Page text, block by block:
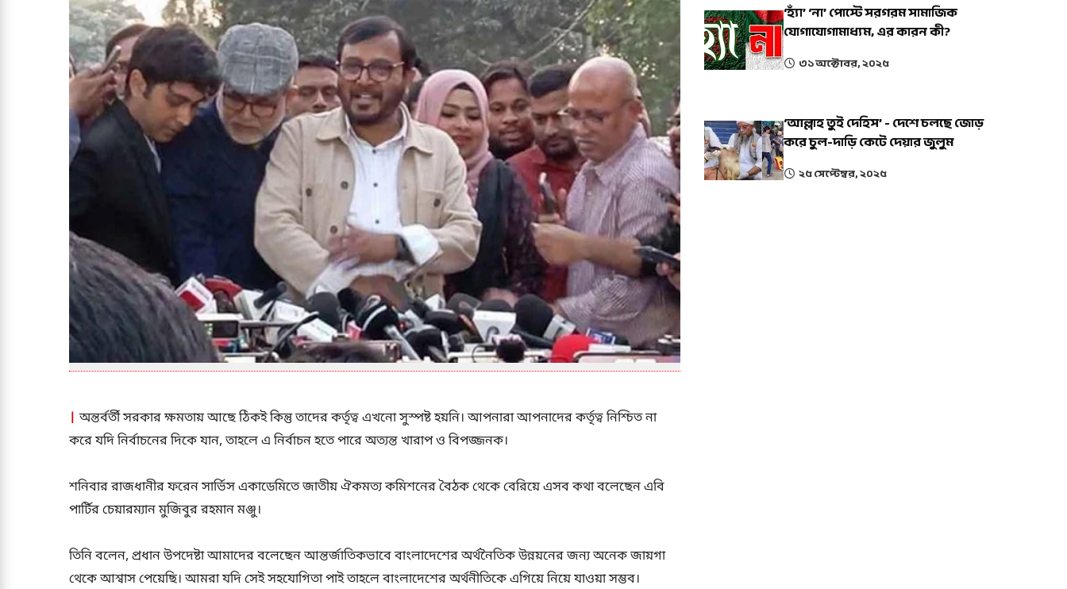
অন্তর্বর্তী সরকার ক্ষমতায় আছে ঠিকই কিন্তু তাদের কর্তৃত্ব এখনো সুস্পষ্ট হয়নি। আপনারা আপনাদের কর্তৃত্ব নিশ্চিত না
করে যদি নির্বাচনের দিকে যান, তাহলে এ নির্বাচন হতে পারে অত্যন্ত খারাপ ও বিপজ্জনক।
শনিবার রাজধানীর ফরেন সার্ভিস একাডেমিতে জাতীয় ঐকমত্য কমিশনের বৈঠক থেকে বেরিয়ে এসব কথা বলেছেন এবি
পার্টির চেয়ারম্যান মুজিবুর রহমান মঞ্জু।
তিনি বলেন, প্রধান উপদেষ্টা আমাদের বলেছেন আন্তর্জাতিকভাবে বাংলাদেশের অর্থনৈতিক উন্নয়নের জন্য অনেক জায়গা
থেকে আশ্বাস পেয়েছি। আমরা যদি সেই সহযোগিতা পাই তাহলে বাংলাদেশের অর্থনীতিকে এগিয়ে নিয়ে যাওয়া সম্ভব।
‘হ্যাঁ’ ‘না’ পোস্টে সরগরম সামাজিক
যোগাযোগামাধ্যম, এর কারন কী?
৩১ অক্টোবর, ২০২৫
‘আল্লাহ তুই দেহিস’ - দেশে চলছে জোড়
করে চুল-দাড়ি কেটে দেয়ার জুলুম
২৫ সেপ্টেম্বর, ২০২৫